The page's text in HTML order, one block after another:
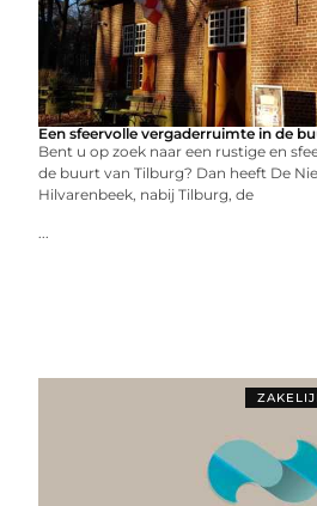
Een sfeervolle vergaderruimte in de
Bent u op zoek naar een rustige en
de buurt van Tilburg? Dan heeft De
Hilvarenbeek, nabij Tilburg, de
...